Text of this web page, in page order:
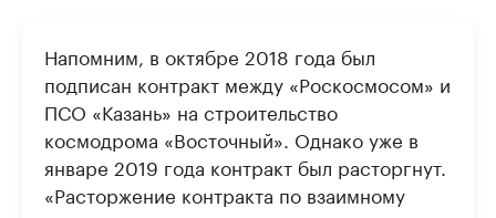
Напомним, в октябре 2018 года был
подписан контракт между «Роскосмосом» и
ПСО «Казань» на строительство
космодрома «Восточный». Однако уже в
январе 2019 года контракт был расторгнут.
«Расторжение контракта по взаимному